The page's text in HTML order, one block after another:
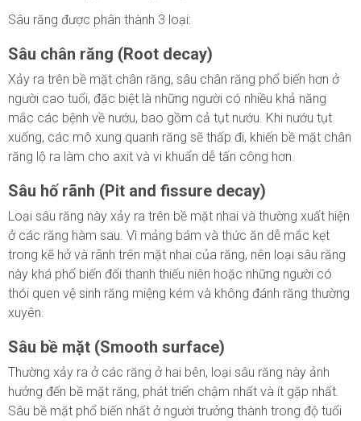
Sâu răng được phân thành 3 loại:
Sâu chân răng (Root decay)
Xảy ra trên bề mặt chân răng, sâu chân răng phổ biến hơn ở
người cao tuổi, đặc biệt là những người có nhiều khả năng
mắc các bệnh về nướu, bao gồm cả tụt nướu. Khi nướu tụt
xuống, các mô xung quanh răng sẽ thấp đi, khiến bề mặt chân
răng lộ ra làm cho axit và vi khuẩn dễ tấn công hơn.
Sâu hố rãnh (Pit and fissure decay)
Loại sâu răng này xảy ra trên bề mặt nhai và thường xuất hiện
ở các răng hàm sau. Vì mảng bám và thức ăn dễ mắc kẹt
trong kẽ hở và rãnh trên mặt nhai của răng, nên loại sâu răng
này khá phổ biến đối thanh thiếu niên hoặc những người có
thói quen vệ sinh răng miệng kém và không đánh răng thường
xuyên.
Sâu bề mặt (Smooth surface)
Thường xảy ra ở các răng ở hai bên, loại sâu răng này ảnh
hưởng đến bề mặt răng, phát triển chậm nhất và ít gặp nhất.
Sâu bề mặt phổ biến nhất ở người trưởng thành trong độ tuổi